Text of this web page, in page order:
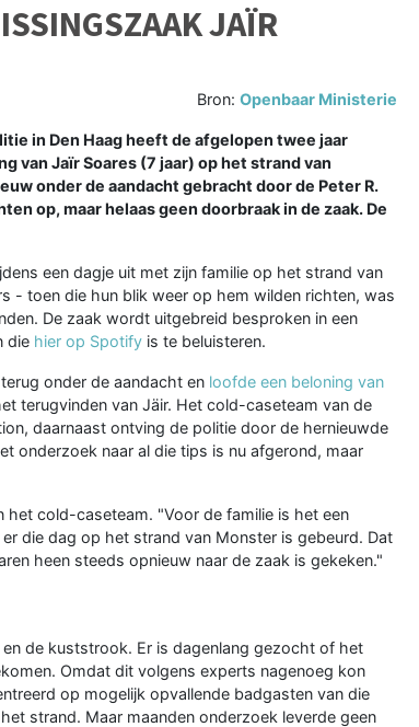
JAÏR
Bron:Openbaar Ministerie
in Den Haag heeft de afgelopen twee jaar
van Jaïr Soares (7 jaar) op het strand van
onder de aandacht gebracht door de Peter R.
op, maar helaas geen doorbraak in de zaak. De
een dagje uit met zijn familie op het strand van
- toen die hun blik weer op hem wilden richten, was
De zaak wordt uitgebreid besproken in een
die hier op Spotify is te beluisteren.
onder de aandacht en loofde een beloning van
terugvinden van Jäir. Het cold-caseteam van de
daarnaast ontving de politie door de hernieuwde
onderzoek naar al die tips is nu afgerond, maar
het cold-caseteam. "Voor de familie is het een
die dag op het strand van Monster is gebeurd. Dat
heen steeds opnieuw naar de zaak is gekeken."
de kuststrook. Er is dagenlang gezocht of het
Omdat dit volgens experts nagenoeg kon
op mogelijk opvallende badgasten van die
strand. Maar maanden onderzoek leverde geen